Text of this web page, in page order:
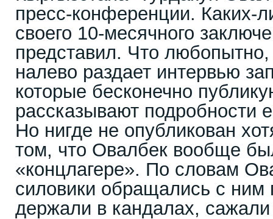
пресс-конференции. Каких-
своего 10-месячного
представил. Что любопытно,
налево раздает интервью
которые бесконечно
рассказывают
Но нигде не опубликован
том, что Овалбек вообще
«концлагере». По словам
силовики обращались с ним
держали в кандалах,